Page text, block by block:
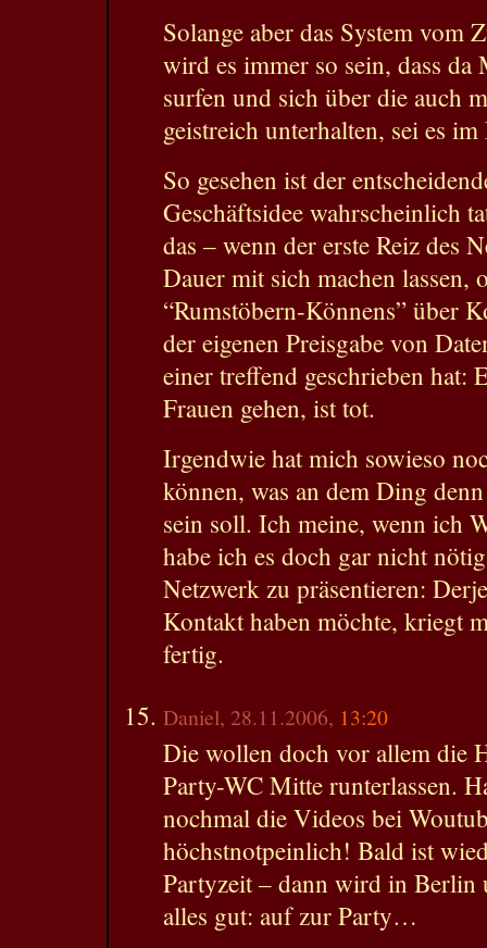
Solange aber das System vom
wird es immer so sein, dass da
surfen und sich über die auch
geistreich unterhalten, sei es
So gesehen ist der
Geschäftsidee wahrscheinlich
das – wenn der erste Reiz des
Dauer mit sich machen lassen,
“Rumstöbern-Könnens” über
der eigenen Preisgabe von
einer treffend geschrieben hat:
Frauen gehen, ist tot.
Irgendwie hat mich sowieso
können, was an dem Ding
sein soll. Ich meine, wenn ich
habe ich es doch gar nicht
Netzwerk zu präsentieren:
Kontakt haben möchte, kriegt
fertig.
Daniel, 28.11.2006, 13:20
Die wollen doch vor allem die
Party-WC Mitte runterlassen.
nochmal die Videos bei
höchstnotpeinlich! Bald ist
Partyzeit – dann wird in
alles gut: auf zur Party…